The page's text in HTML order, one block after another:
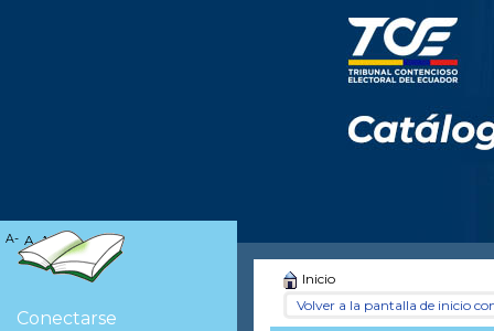
Inicio
Volver a la pantalla de inicio
A- A A+
Conectarse